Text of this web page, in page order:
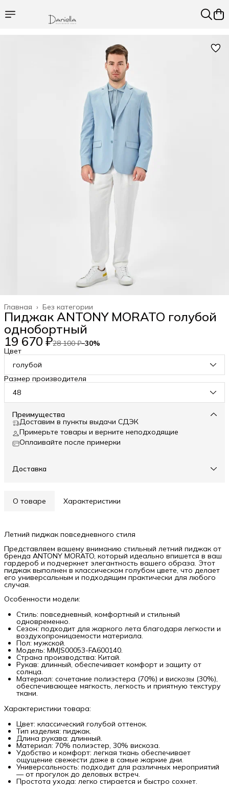
Без категории
Главная ›
Пиджак ANTONY MORATO голубой
однобортный
19 670 ₽28 100 ₽−30%
Цвет
голубой
Размер производителя
48
Преимущества
Доставим в пункты выдачи СДЭК
Примерьте товары и верните неподходящие
Оплаивайте после примерки
Доставка
О товаре Характеристики
Летний пиджак повседневного стиля
Представляем вашему вниманию стильный летний пиджак от
бренда ANTONY MORATO, который идеально впишется в ваш
гардероб и подчеркнет элегантность вашего образа. Этот
пиджак выполнен в классическом голубом цвете, что делает
его универсальным и подходящим практически для любого
случая.
Особенности модели:
Стиль: повседневный, комфортный и стильный
одновременно.
Сезон: подходит для жаркого лета благодаря легкости и
воздухопроницаемости материала.
Пол: мужской.
Модель: MMJS00053-FA600140.
Страна производства: Китай.
Рукав: длинный, обеспечивает комфорт и защиту от
солнца.
Материал: сочетание полиэстера (70%) и вискозы (30%),
обеспечивающее мягкость, легкость и приятную текстуру
ткани.
Характеристики товара:
Цвет: классический голубой оттенок.
Тип изделия: пиджак.
Длина рукава: длинный.
Материал: 70% полиэстер, 30% вискоза.
Удобство и комфорт: легкая ткань обеспечивает
ощущение свежести даже в самые жаркие дни.
Универсальность: подходит для различных мероприятий
— от прогулок до деловых встреч.
Простота ухода: легко стирается и быстро сохнет.